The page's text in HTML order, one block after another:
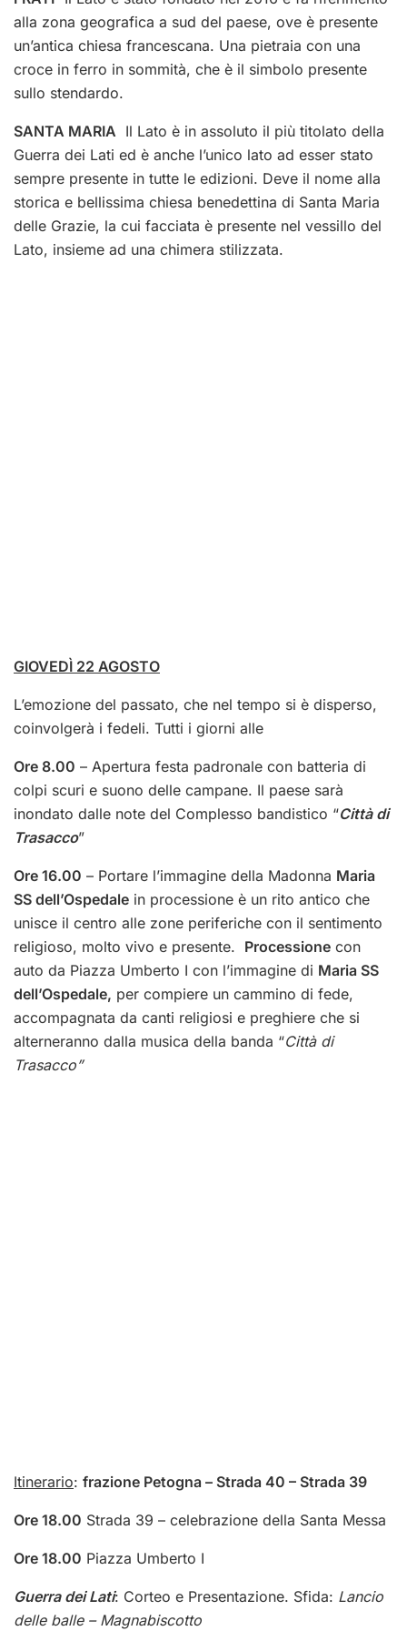
alla zona geografica a sud del paese, ove è presente
un’antica chiesa francescana. Una pietraia con una
croce in ferro in sommità, che è il simbolo presente
sullo stendardo.
SANTA MARIA Il Lato è in assoluto il più titolato della
Guerra dei Lati ed è anche l’unico lato ad esser stato
sempre presente in tutte le edizioni. Deve il nome alla
storica e bellissima chiesa benedettina di Santa Maria
delle Grazie, la cui facciata è presente nel vessillo del
Lato, insieme ad una chimera stilizzata.
GIOVEDÌ 22 AGOSTO
L’emozione del passato, che nel tempo si è disperso,
coinvolgerà i fedeli. Tutti i giorni alle
Ore 8.00 – Apertura festa padronale con batteria di
colpi scuri e suono delle campane. Il paese sarà
inondato dalle note del Complesso bandistico “Città di
Trasacco”
Ore 16.00 – Portare l’immagine della Madonna Maria
SS dell’Ospedale in processione è un rito antico che
unisce il centro alle zone periferiche con il sentimento
religioso, molto vivo e presente. Processione con
auto da Piazza Umberto I con l’immagine di Maria SS
dell’Ospedale, per compiere un cammino di fede,
accompagnata da canti religiosi e preghiere che si
alterneranno dalla musica della banda “Città di
Trasacco”
Itinerario: frazione Petogna – Strada 40 – Strada 39
Ore 18.00 Strada 39 – celebrazione della Santa Messa
Ore 18.00 Piazza Umberto I
Guerra dei Lati: Corteo e Presentazione. Sfida: Lancio
delle balle –Magnabiscotto